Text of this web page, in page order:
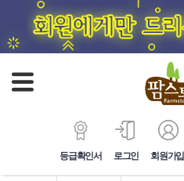
등급확인서 로그인 회원가입